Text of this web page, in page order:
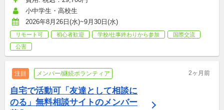
小中学生・高校生
2026年8月26日(水)~9月30日(水)
リモート可 初心者歓迎 学校/仕事終わりから参加
国際交流
公害
注目 メンバー/継続ボランティア 2ヶ月前
自宅で活動可「友達として相談に
のる」無料相談サイトのメンバー